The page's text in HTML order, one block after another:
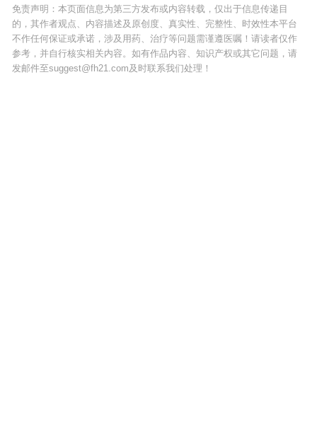
免责声明：本页面信息为第三方发布或内容转载，仅出于信息传递目
的，其作者观点、内容描述及原创度、真实性、完整性、时效性本平台
不作任何保证或承诺，涉及用药、治疗等问题需谨遵医嘱！请读者仅作
参考，并自行核实相关内容。如有作品内容、知识产权或其它问题，请
发邮件至suggest@fh21.com及时联系我们处理！